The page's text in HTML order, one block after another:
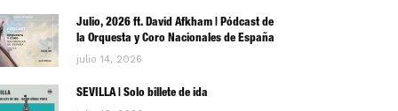
Julio, 2026 ft. David Afkham | Pódcast de
la Orquesta y Coro Nacionales de España
julio 14, 2026
SEVILLA | Solo billete de ida